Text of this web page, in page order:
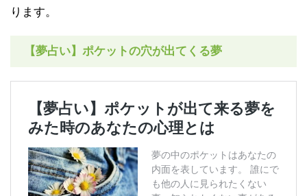
ります。
【夢占い】ポケットの穴が出てくる夢